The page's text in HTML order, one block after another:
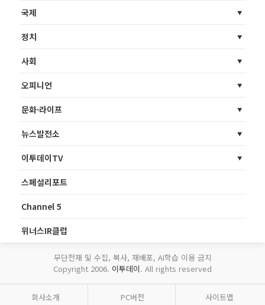
국제
정치
사회
오피니언
문화·라이프
뉴스발전소
이투데이TV
스페셜리포트
Channel 5
위너스IR클럽
무단전재 및 수집, 복사, 재배포, AI학습 이용 금지
Copyright 2006. 이투데이. All rights reserved
회사소개 PC버전 사이트맵